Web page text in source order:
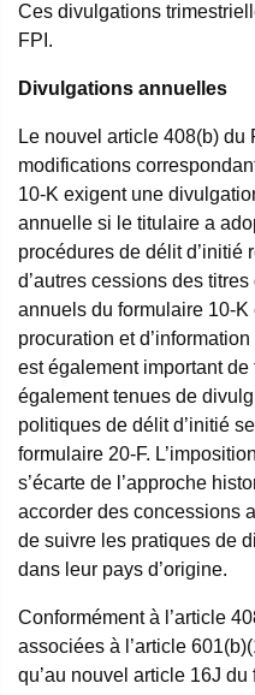
Ces divulgations
FPI.
Divulgations annuelles
Le nouvel article 408(b) du
modifications
10-K exigent une
annuelle si le titulaire a
procédures de délit d’initié
d’autres cessions des
annuels du formulaire 10-
procuration et
est également important
également tenues de
politiques de délit d’initié
formulaire 20-F.
s’écarte de l’approche
accorder des concessions
de suivre les pratiques de
dans leur pays d’origine.
Conformément à l’article
associées à l’article
qu’au nouvel article 16J